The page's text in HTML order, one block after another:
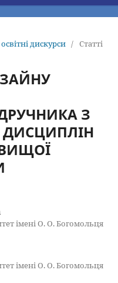
дискурси / Статті
З
імені О. О. Богомольця
імені О. О. Богомольця